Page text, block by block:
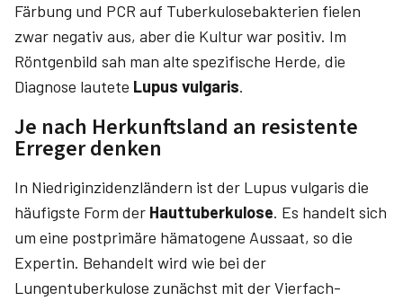
Färbung und PCR auf Tuberkulosebakterien fielen
zwar negativ aus, aber die Kultur war positiv. Im
Röntgenbild sah man alte spezifische Herde, die
Diagnose lautete Lupus vulgaris.
Je nach Herkunftsland an resistente
Erreger denken
In Niedriginzidenzländern ist der Lupus vulgaris die
häufigste Form der Hauttuberkulose. Es handelt sich
um eine postprimäre hämatogene Aussaat, so die
Expertin. Behandelt wird wie bei der
Lungentuberkulose zunächst mit der Vierfach-